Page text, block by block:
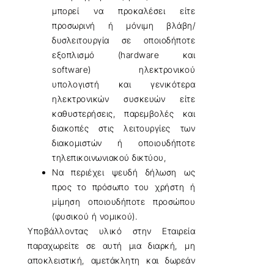
μπορεί να προκαλέσει είτε
προσωρινή ή μόνιμη βλάβη/
δυσλειτουργία σε οποιοδήποτε
εξοπλισμό (hardware και
software) ηλεκτρονικού
υπολογιστή και γενικότερα
ηλεκτρονικών συσκευών είτε
καθυστερήσεις, παρεμβολές και
διακοπές στις λειτουργίες των
διακομιστών ή οποιουδήποτε
τηλεπικοινωνιακού δικτύου,
Να περιέχει ψευδή δήλωση ως
προς το πρόσωπο του χρήστη ή
μίμηση οποιουδήποτε προσώπου
(φυσικού ή νομικού).
Υποβάλλοντας υλικό στην Εταιρεία
παραχωρείτε σε αυτή μια διαρκή, μη
αποκλειστική, αμετάκλητη και δωρεάν